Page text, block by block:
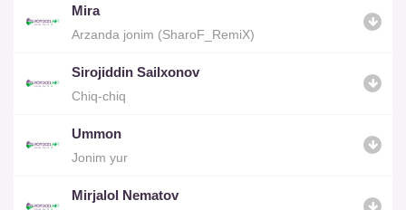
Mira
Arzanda jonim (SharoF_RemiX)
Sirojiddin Sailxonov
Chiq-chiq
Ummon
Jonim yur
Mirjalol Nematov